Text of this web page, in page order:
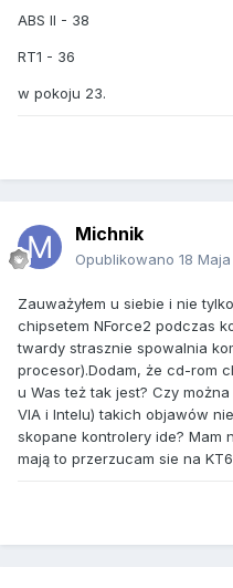
ABS II - 38
RT1 - 36
w pokoju 23.
Michnik
Opublikowano 18
Zauważyłem u siebie i nie
chipsetem NForce2 podczas
twardy strasznie spowalnia
procesor).Dodam, że cd-rom
u Was też tak jest? Czy
VIA i Intelu) takich objawów
skopane kontrolery ide? Mam
mają to przerzucam sie na